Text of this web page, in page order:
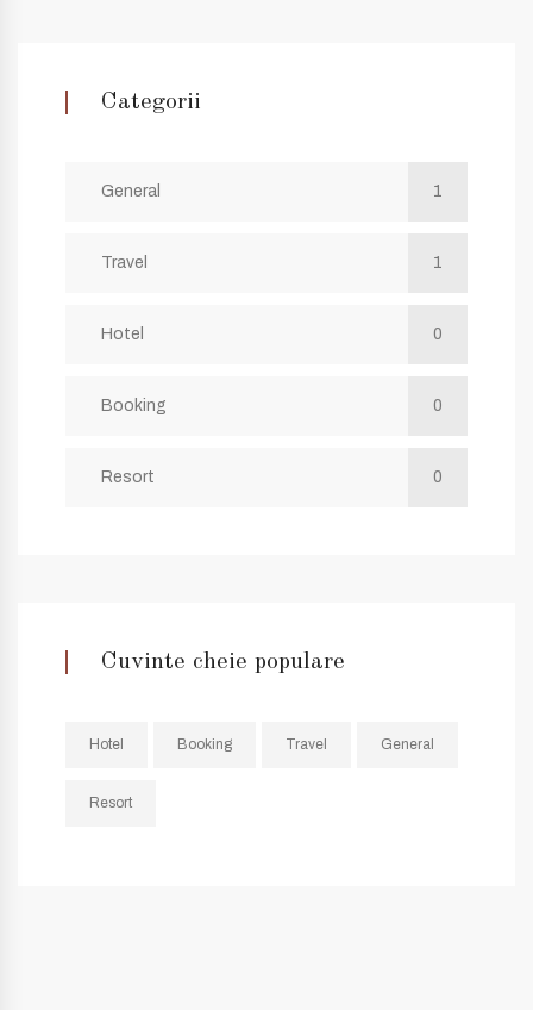
Categorii
General 1
Travel 1
Hotel 0
Booking 0
Resort 0
Cuvinte cheie populare
Hotel Booking Travel General
Resort